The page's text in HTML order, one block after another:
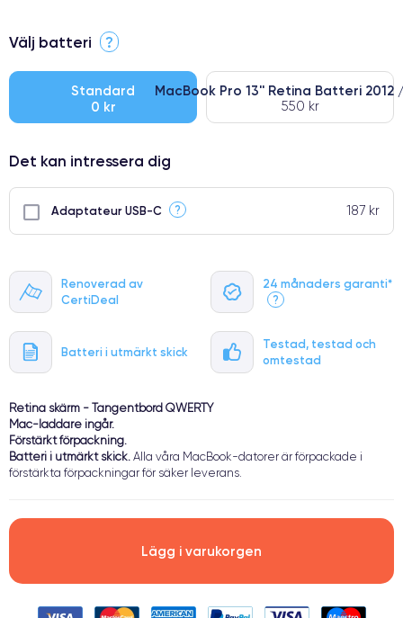
Renoverad av
CertiDeal
24 månaders garanti*
?
Batteri i utmärkt skick
Testad, testad och
omtestad
⭐ Premium
● Oklanderlig kvalitetsskärm
● Endast 5% av våra telefoner har premiumklassning
Välj batteri ?
Standard
0 kr
MacBook Pro 13'' Retina Batteri 2012
550 kr
Det kan intressera dig
Adaptateur USB-C ? 187 kr
Retina skärm - Tangentbord QWERTY
Mac-laddare ingår.
Förstärkt förpackning.
Batteri i utmärkt skick. Alla våra MacBook-datorer är förpackade i
förstärkta förpackningar för säker leverans.
Lägg i varukorgen